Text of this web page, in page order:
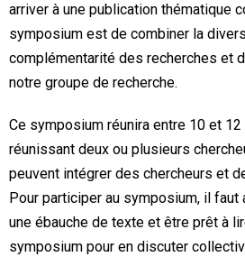
arriver à une publication thématique
symposium est de combiner la
complémentarité des recherches et
notre groupe de recherche.
Ce symposium réunira entre 10 et
réunissant deux ou plusieurs
peuvent intégrer des chercheurs et
Pour participer au symposium, il
une ébauche de texte et être prêt à
symposium pour en discuter